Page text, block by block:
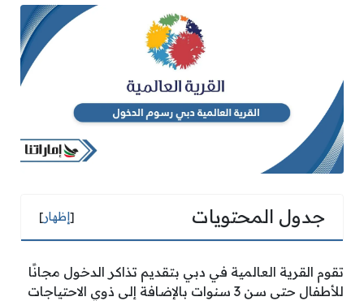
جدول المحتويات [إظهار]
تقوم القرية العالمية في دبي بتقديم تذاكر الدخول مجانًا
للأطفال حتى سن 3 سنوات بالإضافة إلى ذوي الاحتياجات